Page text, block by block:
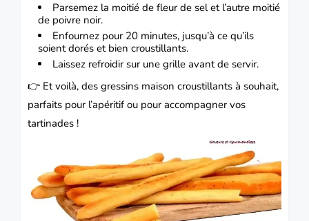
Parsemez la moitié de fleur de sel et l’autre moitié
de poivre noir.
Enfournez pour 20 minutes, jusqu’à ce qu’ils
soient dorés et bien croustillants.
Laissez refroidir sur une grille avant de servir.
👉 Et voilà, des gressins maison croustillants à souhait,
parfaits pour l’apéritif ou pour accompagner vos
tartinades !